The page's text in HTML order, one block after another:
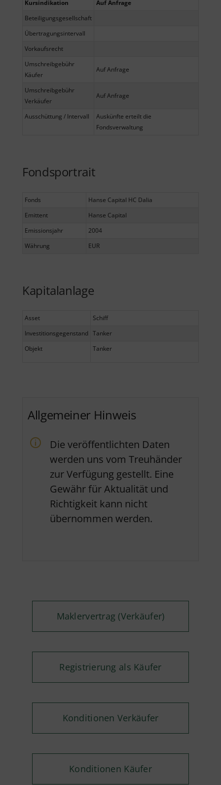
Kursindikation
Auf Anfrage
Beteiligungsgesellschaft
Übertragungsintervall
Vorkaufsrecht
Umschreibgebühr
Käufer
Auf Anfrage
Umschreibgebühr
Verkäufer
Auf Anfrage
Ausschüttung / Intervall
Auskünfte erteilt die
Fondsverwaltung
Fondsportrait
Fonds
Hanse Capital HC Dalia
Emittent
Hanse Capital
Emissionsjahr
2004
Währung
EUR
Kapitalanlage
Asset
Schiff
Investitionsgegenstand Tanker
Objekt
Tanker
Allgemeiner Hinweis
Die veröffentlichten Daten
werden uns vom Treuhänder
zur Verfügung gestellt. Eine
Gewähr für Aktualität und
Richtigkeit kann nicht
übernommen werden.
Maklervertrag (Verkäufer)
Registrierung als Käufer
Konditionen Verkäufer
Konditionen Käufer